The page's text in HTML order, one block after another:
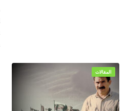
المقالات